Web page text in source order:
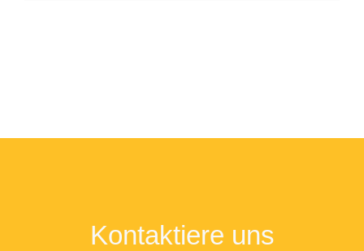
Kontaktiere uns